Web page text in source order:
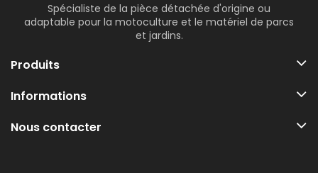
Spécialiste de la pièce détachée d'origine ou
adaptable pour la motoculture et le matériel de parcs
et jardins.
Produits
Informations
Nous contacter